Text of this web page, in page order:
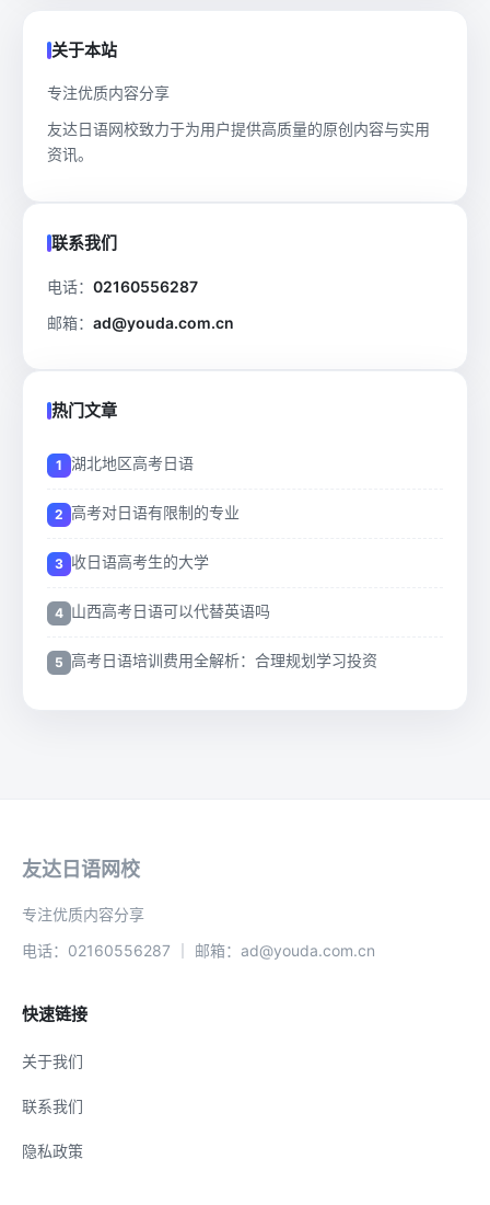
关于本站
专注优质内容分享
友达日语网校致力于为用户提供高质量的原创内容与实用
资讯。
联系我们
电话： 02160556287
邮箱： ad@youda.com.cn
热门文章
湖北地区高考日语
高考对日语有限制的专业
收日语高考生的大学
山西高考日语可以代替英语吗
高考日语培训费用全解析：合理规划学习投资
友达日语网校
专注优质内容分享
电话：02160556287 ｜ 邮箱：ad@youda.com.cn
快速链接
关于我们
联系我们
隐私政策